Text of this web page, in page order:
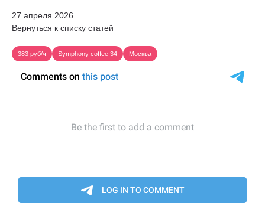
27 апреля 2026
Вернуться к списку статей
383 руб/ч Symphony coffee 34 Москва